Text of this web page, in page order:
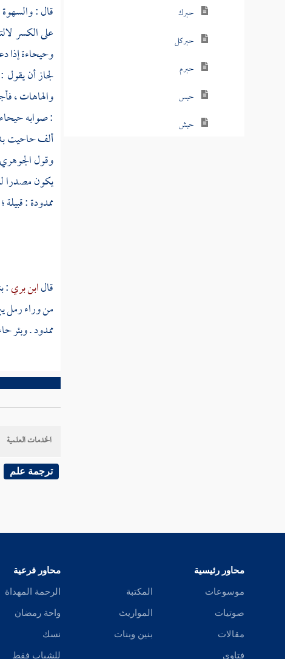
حبرك
حبركل
حبرم
حبس
حبش
قال :
على الكسر
وحيحاءة إذا
لجاز أن
والهاهات ،
: صوابه
ألف حاحيت
وقولالجوهري
يكون مصدرا
ممدودة : قبيلة
قالابن بري:
من وراء رمل
ممدود . وبئر
الخدمات العلمية
ترجمة علم
محاور رئيسية
موسوعات
صوتيات
مقالات
فتاوى
المكتبة
المواريث
بنين وبنات
محاور فرعية
الرحمة المهداة
واحة رمضان
نسك
للشباب فقط